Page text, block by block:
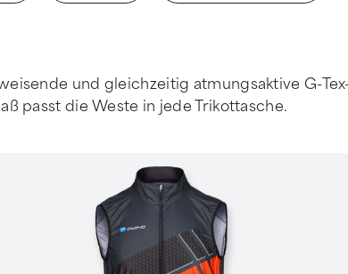
und gleichzeitig atmungsaktive G-
passt die Weste in jede Trikottasche.